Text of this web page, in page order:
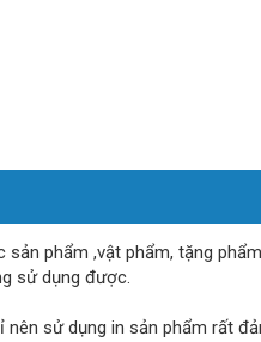
phẩm ,vật phẩm, tặng
sử dụng được.
nên sử dụng in sản phẩm rất